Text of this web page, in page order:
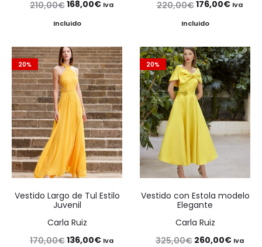
210,00€El
precio
era:
210,00€.
168,00€El
es:
168,00€.
Iva
Incluido
220,00€El
precio
era:
220,00€.
176,00€El
es:
Iva
Incluido
20%
Vestido Largo de Tul Estilo
Juvenil
Carla Ruiz
170,00€El
136,00€ElIva
20%
Vestido con Estola modelo
Elegante
Carla Ruiz
325,00€ El
260,00€ElIva